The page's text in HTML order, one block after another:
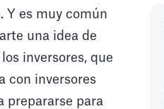
Y es muy común
una idea de
inversores, que
con inversores
prepararse para